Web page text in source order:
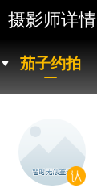
摄影师详情
茄子约拍